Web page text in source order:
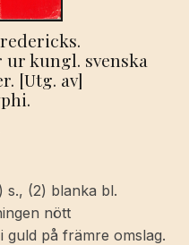
kungl. svenska
[Utg. av]
s., (2) blanka bl.
nött
guld på främre omslag.